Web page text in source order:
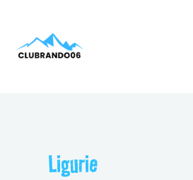
contenu
Ligurie
publications